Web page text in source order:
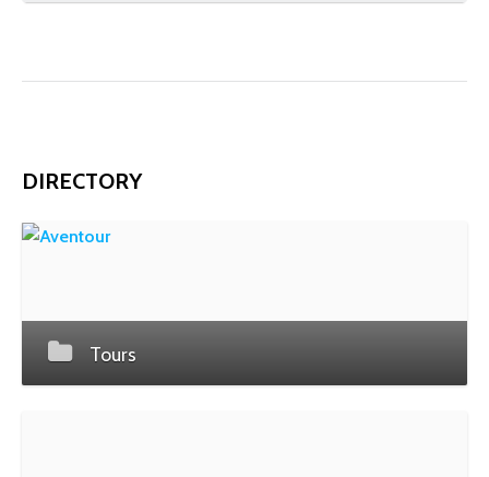
DIRECTORY
Tours